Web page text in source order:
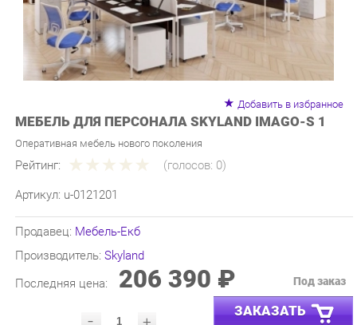
МЕБЕЛЬ ДЛЯ ПЕРСОНАЛА SKYLAND IMAGO-S 1
Оперативная мебель нового поколения
Рейтинг: (голосов:
u-0121201
Производитель:Skyland
Последняя цена: 206 390 ₽
- ЗАКАЗАТЬ